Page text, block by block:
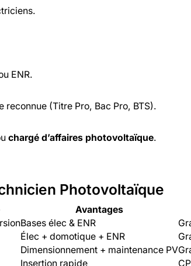
ENR.
(Titre Pro, Bac Pro, BTS).
chargé d’affaires photovoltaïque.
Photovoltaïque
Avantages
Bases élec & ENR
Élec + domotique + ENR
Dimensionnement + maintenance PV
Insertion rapide